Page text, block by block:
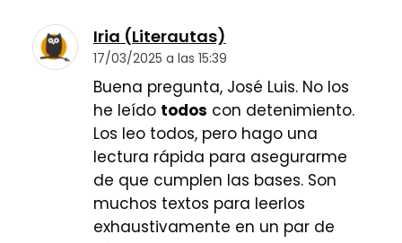
Iria (Literautas)
17/03/2025 a las 15:39
Buena pregunta, José Luis. No los
he leído todos con detenimiento.
Los leo todos, pero hago una
lectura rápida para asegurarme
de que cumplen las bases. Son
muchos textos para leerlos
exhaustivamente en un par de